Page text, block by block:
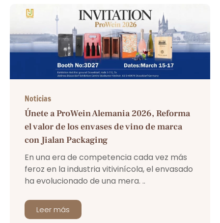
Noticias
Únete a ProWein Alemania 2026, Reforma
el valor de los envases de vino de marca
con Jialan Packaging
En una era de competencia cada vez más
feroz en la industria vitivinícola, el envasado
ha evolucionado de una mera. ..
Leer más